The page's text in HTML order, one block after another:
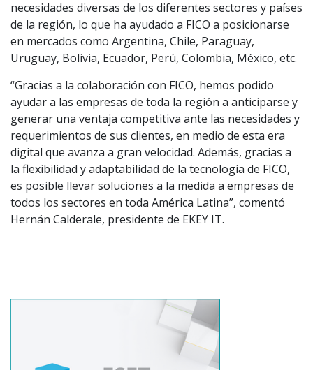
necesidades diversas de los diferentes sectores y países
de la región, lo que ha ayudado a FICO a posicionarse
en mercados como Argentina, Chile, Paraguay,
Uruguay, Bolivia, Ecuador, Perú, Colombia, México, etc.
“Gracias a la colaboración con FICO, hemos podido
ayudar a las empresas de toda la región a anticiparse y
generar una ventaja competitiva ante las necesidades y
requerimientos de sus clientes, en medio de esta era
digital que avanza a gran velocidad. Además, gracias a
la flexibilidad y adaptabilidad de la tecnología de FICO,
es posible llevar soluciones a la medida a empresas de
todos los sectores en toda América Latina”, comentó
Hernán Calderale, presidente de EKEY IT.